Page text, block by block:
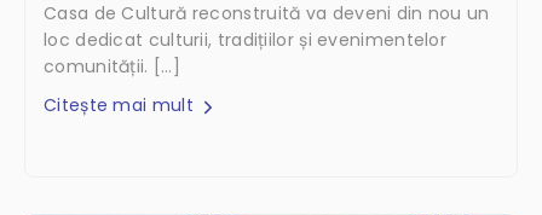
Casa de Cultură reconstruită va deveni din nou un
loc dedicat culturii, tradițiilor și evenimentelor
comunității. […]
Citește mai mult